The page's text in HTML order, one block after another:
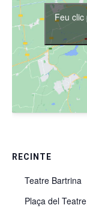
RECINTE
Teatre Bartrina
Plaça del
Feu clic